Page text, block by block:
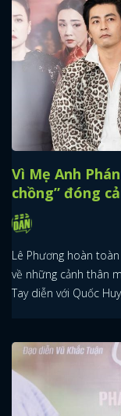
Vì Mẹ Anh
chồng” đóng
Lê Phương hoàn
về những cảnh thân
Tay diễn với Quốc Huy.